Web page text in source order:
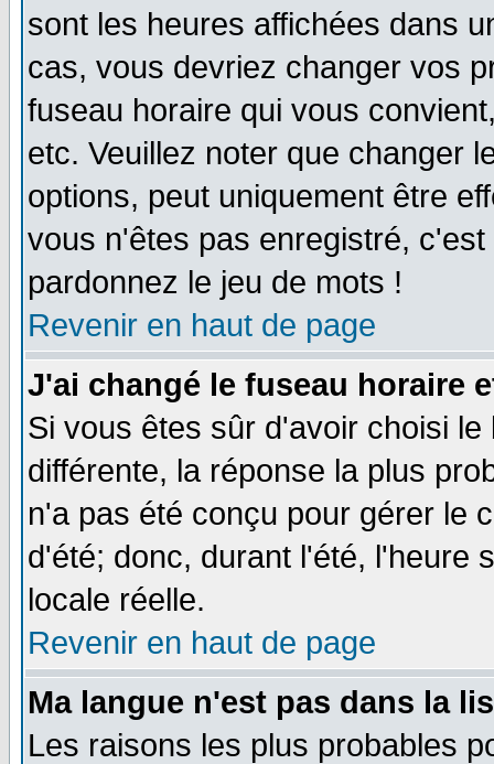
sont les heures affichées dans
cas, vous devriez changer vos
fuseau horaire qui vous
etc. Veuillez noter que changer
options, peut uniquement être
vous n'êtes pas enregistré,
pardonnez le jeu de mots !
Revenir en haut de page
J'ai changé le fuseau horaire
Si vous êtes sûr d'avoir choisi
différente, la réponse la plus
n'a pas été conçu pour gérer le
d'été; donc, durant l'été, l'heure
locale réelle.
Revenir en haut de page
Ma langue n'est pas dans la
Les raisons les plus probables